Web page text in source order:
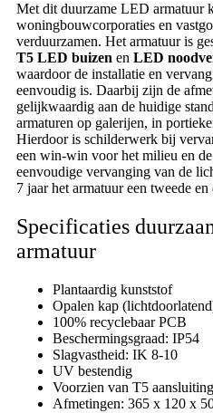
Met dit duurzame LED armatuur
woningbouwcorporaties en
verduurzamen. Het armatuur is
T5 LED buizen en LED
waardoor de installatie en
eenvoudig is. Daarbij zijn de
gelijkwaardig aan de huidige
armaturen op galerijen, in
Hierdoor is schilderwerk bij
een win-win voor het milieu en
eenvoudige vervanging van de
7 jaar het armatuur een tweede
Specificaties
armatuur
Plantaardig kunststof
Opalen kap
100% recyclebaar PCB
Beschermingsgraad: IP54
Slagvastheid: IK 8-10
UV bestendig
Voorzien van T5 aansluiting
Afmetingen: 365 x 120 x